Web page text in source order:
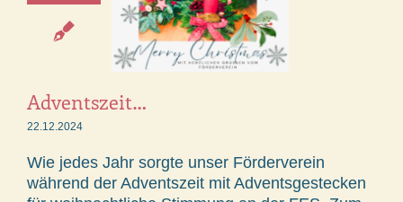
Adventszeit…
22.12.2024
Wie jedes Jahr sorgte unser Förderverein
während der Adventszeit mit Adventsgestecken